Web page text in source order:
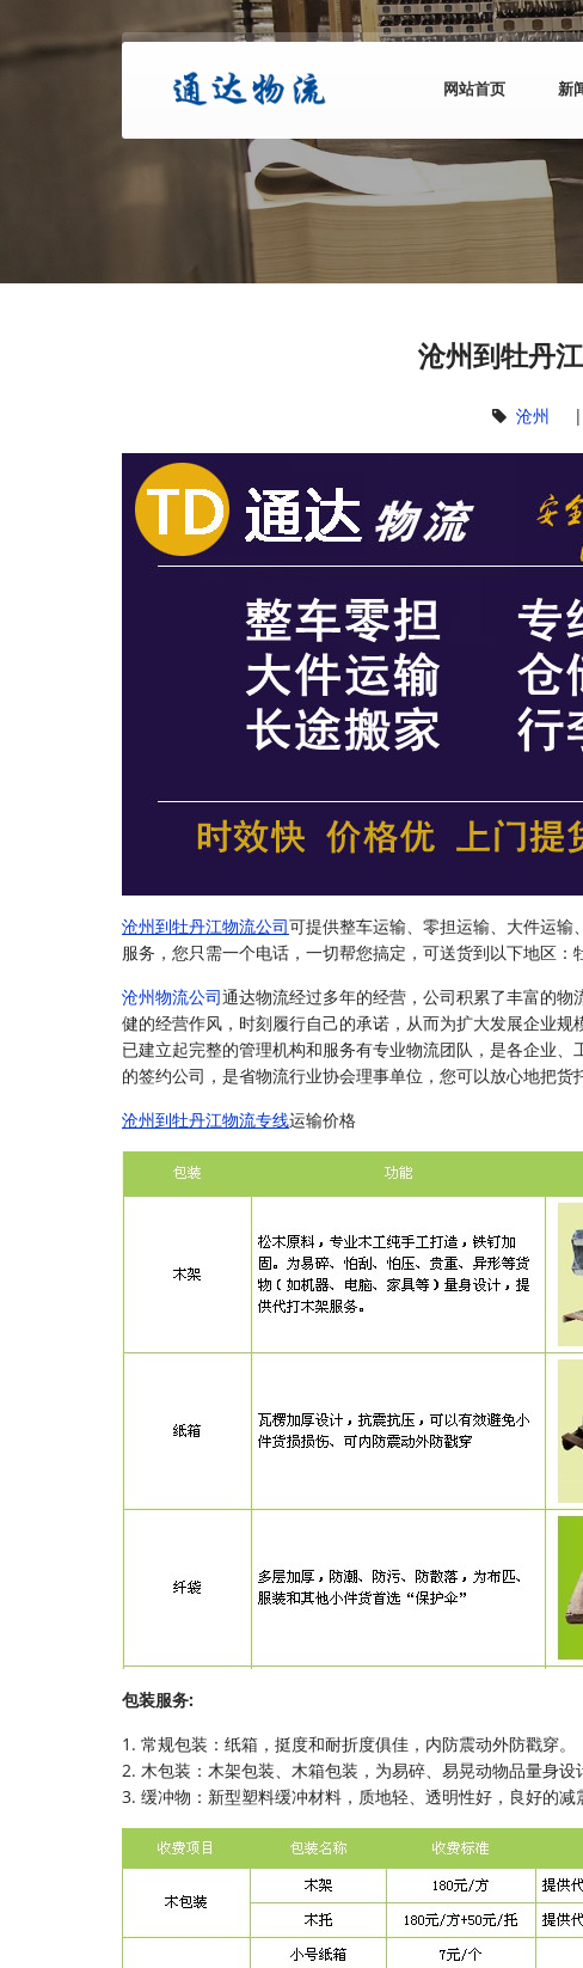
网站首页 新
沧州到牡丹
沧州
沧州到牡丹江物流公司可提供整车运输、零担运输、大件运
服务，您只需一个电话，一切帮您搞定，可送货到以下地区：
沧州物流公司通达物流经过多年的经营，公司积累了丰富的
健的经营作风，时刻履行自己的承诺，从而为扩大发展企业
已建立起完整的管理机构和服务有专业物流团队，是各企业
的签约公司，是省物流行业协会理事单位，您可以放心地把货
沧州到牡丹江物流专线运输价格
包装服务:
1. 常规包装：纸箱，挺度和耐折度俱佳，内防震动外防戳穿。
2. 木包装：木架包装、木箱包装，为易碎、易晃动物品量身设
3. 缓冲物：新型塑料缓冲材料，质地轻、透明性好，良好的减